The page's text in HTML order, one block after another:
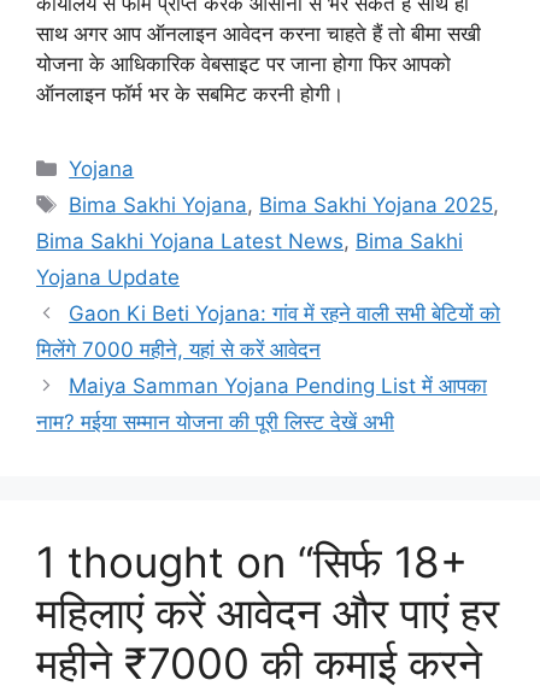
साथ अगर आप ऑनलाइन आवेदन करना चाहते हैं तो बीमा सखी
योजना के आधिकारिक वेबसाइट पर जाना होगा फिर आपको
ऑनलाइन फॉर्म भर के सबमिट करनी होगी।
Categories
Yojana
Tags
Bima Sakhi Yojana, Bima Sakhi Yojana 2025,
Bima Sakhi Yojana Latest News, Bima Sakhi
Yojana Update
Gaon Ki Beti Yojana: गांव में रहने वाली सभी बेटियों को
मिलेंगे 7000 महीने, यहां से करें आवेदन
Maiya Samman Yojana Pending List में आपका
नाम? मईया सम्मान योजना की पूरी लिस्ट देखें अभी
1 thought on “सिर्फ 18+
महिलाएं करें आवेदन और पाएं हर
महीने ₹7000 की कमाई करने